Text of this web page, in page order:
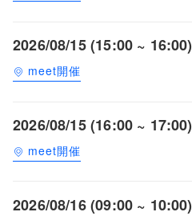
2026/08/15 (15:00 ~ 16:00)
meet開催
2026/08/15 (16:00 ~ 17:00)
meet開催
2026/08/16 (09:00 ~ 10:00)